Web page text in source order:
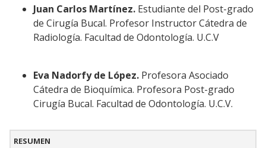
Juan Carlos Martínez. Estudiante del Post-grado
de Cirugía Bucal. Profesor Instructor Cátedra de
Radiología. Facultad de Odontología. U.C.V
Eva Nadorfy de López. Profesora Asociado
Cátedra de Bioquímica. Profesora Post-grado
Cirugía Bucal. Facultad de Odontología. U.C.V.
RESUMEN